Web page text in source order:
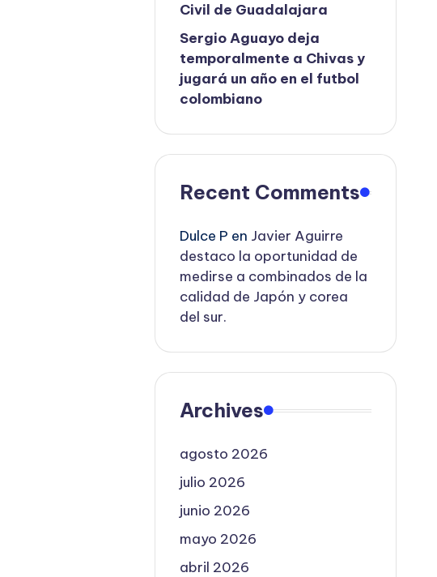
Civil de Guadalajara
Sergio Aguayo deja
temporalmente a Chivas y
jugará un año en el futbol
colombiano
Recent Comments
Dulce P en Javier Aguirre
destaco la oportunidad de
medirse a combinados de la
calidad de Japón y corea
del sur.
Archives
agosto 2026
julio 2026
junio 2026
mayo 2026
abril 2026